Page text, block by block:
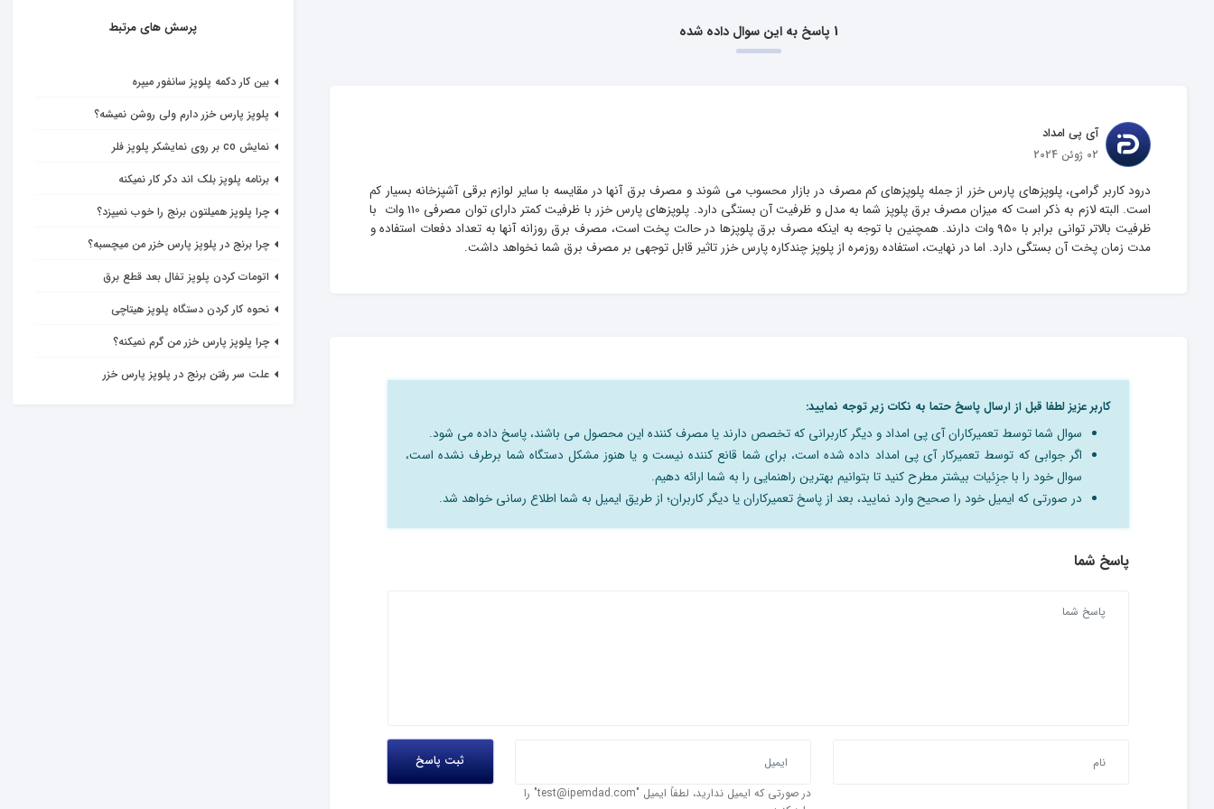
1 پاسخ به این سوال داده شده
آی پی امداد
02 ژوئن 2024
درود کاربر گرامی، پلوپزهای پارس خزر از جمله پلوپزهای کم مصرف در بازار محسوب می شوند و مصرف برق آنها در مقایسه با سایر لوازم برقی آشپزخانه بسیار کم
است. البته لازم به ذکر است که میزان مصرف برق پلوپز شما به مدل و ظرفیت آن بستگی دارد. پلوپزهای پارس خزر با ظرفیت کمتر دارای توان مصرفی 110 وات  با
ظرفیت بالاتر توانی برابر با 950 وات دارند. همچنین با توجه به اینکه مصرف برق پلوپزها در حالت پخت است، مصرف برق روزانه آنها به تعداد دفعات استفاده و
مدت زمان پخت آن بستگی دارد. اما در نهایت، استفاده روزمره از پلوپز چندکاره پارس خزر تاثیر قابل توجهی بر مصرف برق شما نخواهد داشت.
کاربر عزیز لطفا قبل از ارسال پاسخ حتما به نکات زیر توجه نمایید:
سوال شما توسط تعمیرکاران آی پی امداد و دیگر کاربرانی که تخصص دارند یا مصرف کننده این محصول می باشند، پاسخ داده می شود.
اگر جوابی که توسط تعمیرکار آی پی امداد داده شده است، برای شما قانع کننده نیست و یا هنوز مشکل دستگاه شما برطرف نشده است،
سوال خود را با جزِئیات بیشتر مطرح کنید تا بتوانیم بهترین راهنمایی را به شما ارائه دهیم.
در صورتی که ایمیل خود را صحیح وارد نمایید، بعد از پاسخ تعمیرکاران یا دیگر کاربران؛ از طریق ایمیل به شما اطلاع رسانی خواهد شد.
پاسخ شما
در صورتی که ایمیل ندارید، لطفاً ایمیل "test@ipemdad.com" را
پرسش های مرتبط
بین کار دکمه پلوپز سانفور میپره
پلوپز پارس خزر دارم ولی روشن نمیشه؟
نمایش co بر روی نمایشکر پلوپز فلر
برنامه پلوپز بلک اند دکر کار نمیکنه
چرا پلوپز همیلتون برنج را خوب نمیپزد؟
چرا برنج در پلوپز پارس خزر من میچسبه؟
اتومات کردن پلوپز تفال بعد قطع برق
نحوه کار کردن دستگاه پلوپز هیتاچی
چرا پلوپز پارس خزر من گرم نمیکنه؟
علت سر رفتن برنج در پلوپز پارس خزر